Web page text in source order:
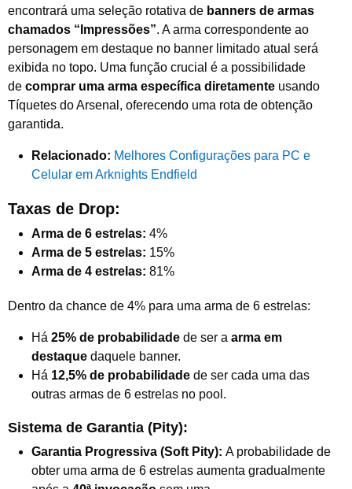
encontrará uma seleção rotativa de banners de armas
chamados “Impressões”. A arma correspondente ao
personagem em destaque no banner limitado atual será
exibida no topo. Uma função crucial é a possibilidade
de comprar uma arma específica diretamente usando
Tíquetes do Arsenal, oferecendo uma rota de obtenção
garantida.
Relacionado: Melhores Configurações para PC e
Celular em Arknights Endfield
Taxas de Drop:
Arma de 6 estrelas: 4%
Arma de 5 estrelas: 15%
Arma de 4 estrelas: 81%
Dentro da chance de 4% para uma arma de 6 estrelas:
Há 25% de probabilidade de ser a arma em
destaque daquele banner.
Há 12,5% de probabilidade de ser cada uma das
outras armas de 6 estrelas no pool.
Sistema de Garantia (Pity):
Garantia Progressiva (Soft Pity): A probabilidade de
obter uma arma de 6 estrelas aumenta gradualmente